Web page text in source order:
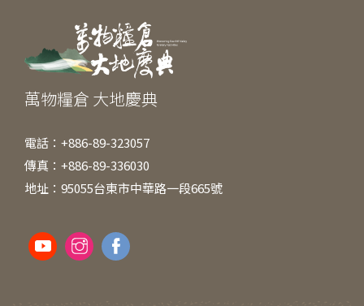
o
k
萬物糧倉 大地慶典
電話：+886-89-323057
傳真：+886-89-336030
地址：95055台東市中華路一段665號